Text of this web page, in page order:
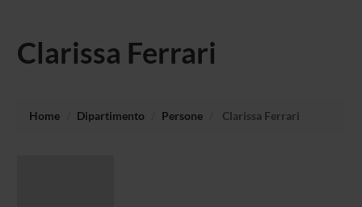
Clarissa Ferrari
Home Dipartimento Persone Clarissa Ferrari